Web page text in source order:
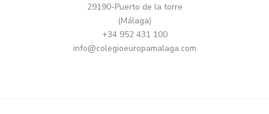
29190-Puerto de la torre
(Málaga)
+34 952 431 100
info@colegioeuropamalaga.com